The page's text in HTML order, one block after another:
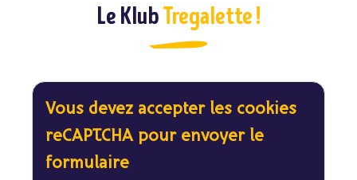
Le KlubTregalette !
Vous devez accepter les cookies
reCAPTCHA pour envoyer le
formulaire